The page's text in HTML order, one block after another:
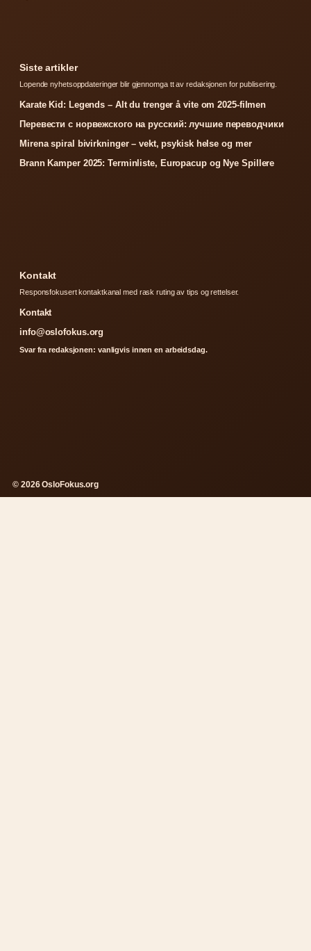
Siste artikler
Lopende nyhetsoppdateringer blir gjennomga tt av redaksjonen for publisering.
Karate Kid: Legends – Alt du trenger å vite om 2025-filmen
Перевести с норвежского на русский: лучшие переводчики
Mirena spiral bivirkninger – vekt, psykisk helse og mer
Brann Kamper 2025: Terminliste, Europacup og Nye Spillere
Kontakt
Responsfokusert kontaktkanal med rask ruting av tips og rettelser.
Kontakt
info@oslofokus.org
Svar fra redaksjonen: vanligvis innen en arbeidsdag.
© 2026 OsloFokus.org